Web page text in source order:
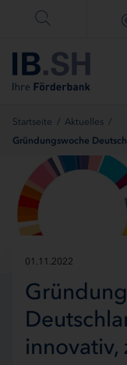
Menü überspringen
Startseite / Aktuelles /
Gründungswoche
01.11.2022
innovativ,